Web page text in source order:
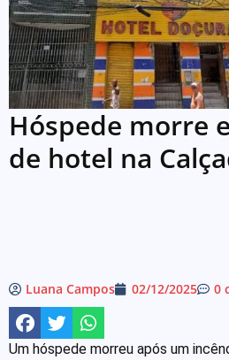
Hóspede morre
de hotel na
Luana Campos 02/12/2025 0
Um hóspede morreu após um